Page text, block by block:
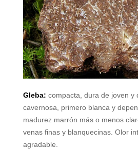
Gleba: compacta, dura de joven y
cavernosa, primero blanca y
madurez marrón más o menos
venas finas y blanquecinas. Olor
agradable.